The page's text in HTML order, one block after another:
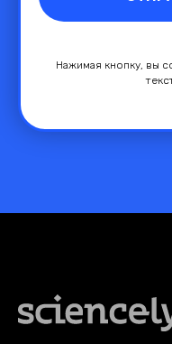
Нажимая кнопку, вы